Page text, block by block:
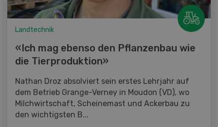
Landtechnik
«Ich mag ebenso den Pflanzenbau wie
die Tierproduktion»
Nathan Droz absolviert sein erstes Lehrjahr auf
dem Betrieb Grange-Verney in Moudon (VD), wo
Milchwirtschaft, Scheinemast und Ackerbau zu
den wichtigsten B...